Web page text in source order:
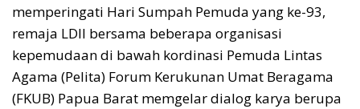
memperingati Hari Sumpah Pemuda yang ke-93,
remaja LDII bersama beberapa organisasi
kepemudaan di bawah kordinasi Pemuda Lintas
Agama (Pelita) Forum Kerukunan Umat Beragama
(FKUB) Papua Barat memgelar dialog karya berupa